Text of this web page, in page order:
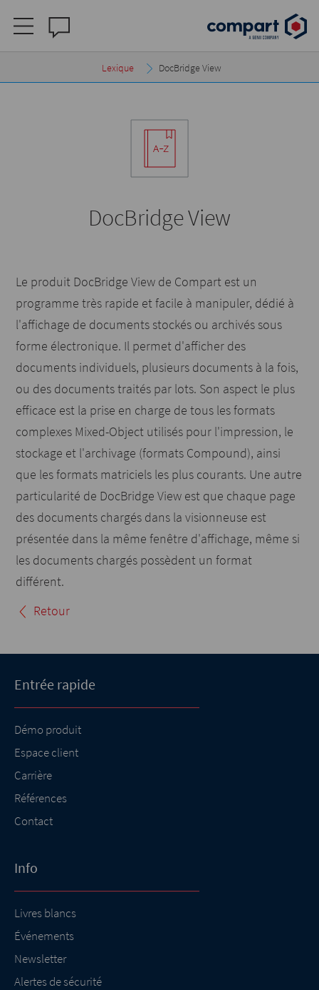
Lexique DocBridge View
DocBridge View
Le produit DocBridge View de Compart est un
programme très rapide et facile à manipuler, dédié à
l'affichage de documents stockés ou archivés sous
forme électronique. Il permet d'afficher des
documents individuels, plusieurs documents à la fois,
ou des documents traités par lots. Son aspect le plus
efficace est la prise en charge de tous les formats
complexes Mixed-Object utilisés pour l'impression, le
stockage et l'archivage (formats Compound), ainsi
que les formats matriciels les plus courants. Une autre
particularité de DocBridge View est que chaque page
des documents chargés dans la visionneuse est
présentée dans la même fenêtre d'affichage, même si
les documents chargés possèdent un format
différent.
Retour
Entrée rapide
Démo produit
Espace client
Carrière
Références
Contact
Info
Livres blancs
Événements
Newsletter
Alertes de sécurité